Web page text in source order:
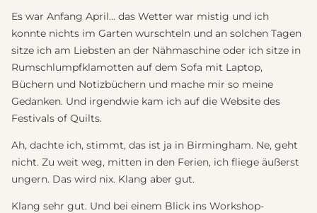
Es war Anfang April… das Wetter war mistig und ich
konnte nichts im Garten wurschteln und an solchen Tagen
sitze ich am Liebsten an der Nähmaschine oder ich sitze in
Rumschlumpfklamotten auf dem Sofa mit Laptop,
Büchern und Notizbüchern und mache mir so meine
Gedanken. Und irgendwie kam ich auf die Website des
Festivals of Quilts.
Ah, dachte ich, stimmt, das ist ja in Birmingham. Ne, geht
nicht. Zu weit weg, mitten in den Ferien, ich fliege äußerst
ungern. Das wird nix. Klang aber gut.
Klang sehr gut. Und bei einem Blick ins Workshop-